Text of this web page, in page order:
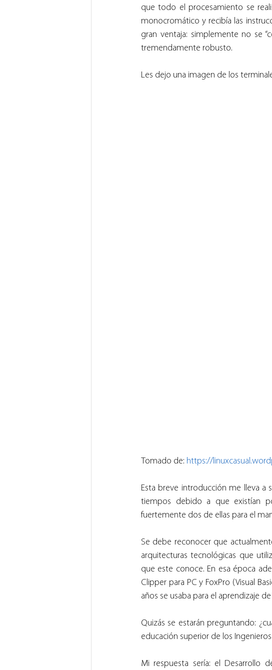
que todo el procesamiento se
monocromático y recibía las
gran ventaja: simplemente no se
tremendamente robusto.
Les dejo una imagen de los
Tomado de: https://
Esta breve introducción me lleva a
tiempos debido a que existían
fuertemente dos de ellas para el
Se debe reconocer que
arquitecturas tecnológicas que
que este conoce. En esa época
Clipper para PC y FoxPro (Visual
años se usaba para el aprendizaje
Quizás se estarán preguntando:
educación superior de los
Mi respuesta sería: el Desarrollo